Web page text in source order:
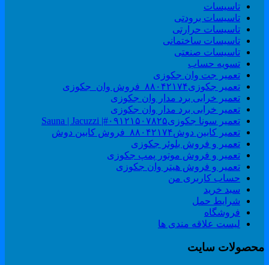
تاسیسات
تاسیسات برودتی
تاسیسات حرارتی
تاسیسات ساختمانی
تاسیسات صنعتی
تسویه حساب
تعمیر جت وان جکوزی
تعمیر جکوزی۸۸۰۴۲۱۷۴_فروش وان_جکوزی
تعمیر خرابی برد مدار وان جکوزی
تعمیر خرابی برد مدار وان جکوزی
تعمیر سونا جکوزی۰۹۱۲۱۵۰۷۸۲۵#| Sauna | Jacuzzi
تعمیر کابین دوش۸۸۰۴۲۱۷۴_فروش کابین دوش
تعمیر و فروش بلوئر جکوزی
تعمیر و فروش موتور پمپ جکوزی
تعمیر و فروش هیتر وان جکوزی
حساب کاربری من
سبد خرید
شرایط حمل
فروشگاه
لیست علاقه مندی ها
سایت